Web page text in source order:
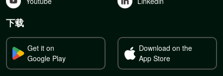
下载
Get it on
Google Play
Download on the
App Store